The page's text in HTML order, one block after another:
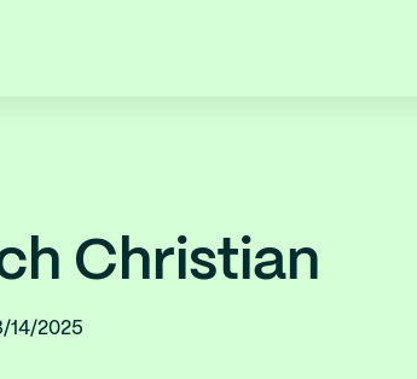
Christian
14/2025